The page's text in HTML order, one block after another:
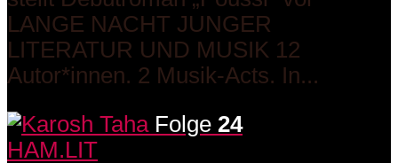
LANGE NACHT JUNGER
LITERATUR UND MUSIK 12
Autor*innen. 2 Musik-Acts. In...
Folge 24
HAM.LIT